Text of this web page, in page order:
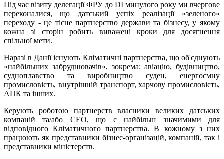
Під час візиту делегації ФРУ до DI минулого року ми вчергове
переконалися, що датський успіх реалізації «зеленого»
переходу - це тісне партнерство держави та бізнесу, у якому
кожна зі сторін робить виважені кроки для досягнення
спільної мети.
Наразі в Данії існують Кліматичні партнерства, що об'єднують
«найбільших забруднювачів», зокрема: авіацію, будівництво,
судноплавство та виробництво суден, енергоємну
промисловість, внутрішній транспорт, харчову промисловість,
АПК та інших.
Керують роботою партнерств власники великих датських
компаній та/або СЕО, що є найбільш значимими для
відповідного Кліматичного партнерства. В кожному з них
працюють як представники бізнес-організацій, компаній, так і
представники міністерств.